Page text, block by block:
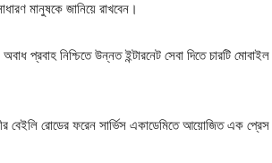
মানুষকে জানিয়ে রাখবেন।
অবাধ প্রবাহ নিশ্চিতে উন্নত ইন্টারনেট সেবা দিতে চারটি
বেইলি রোডের ফরেন সার্ভিস একাডেমিতে আয়োজিত এক